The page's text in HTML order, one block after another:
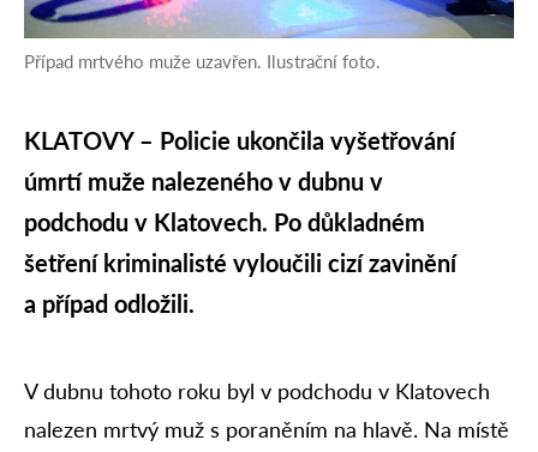
Případ mrtvého muže uzavřen. Ilustrační foto.
KLATOVY – Policie ukončila vyšetřování
úmrtí muže nalezeného v dubnu v
podchodu v Klatovech. Po důkladném
šetření kriminalisté vyloučili cizí zavinění
a případ odložili.
V dubnu tohoto roku byl v podchodu v Klatovech
nalezen mrtvý muž s poraněním na hlavě. Na místě